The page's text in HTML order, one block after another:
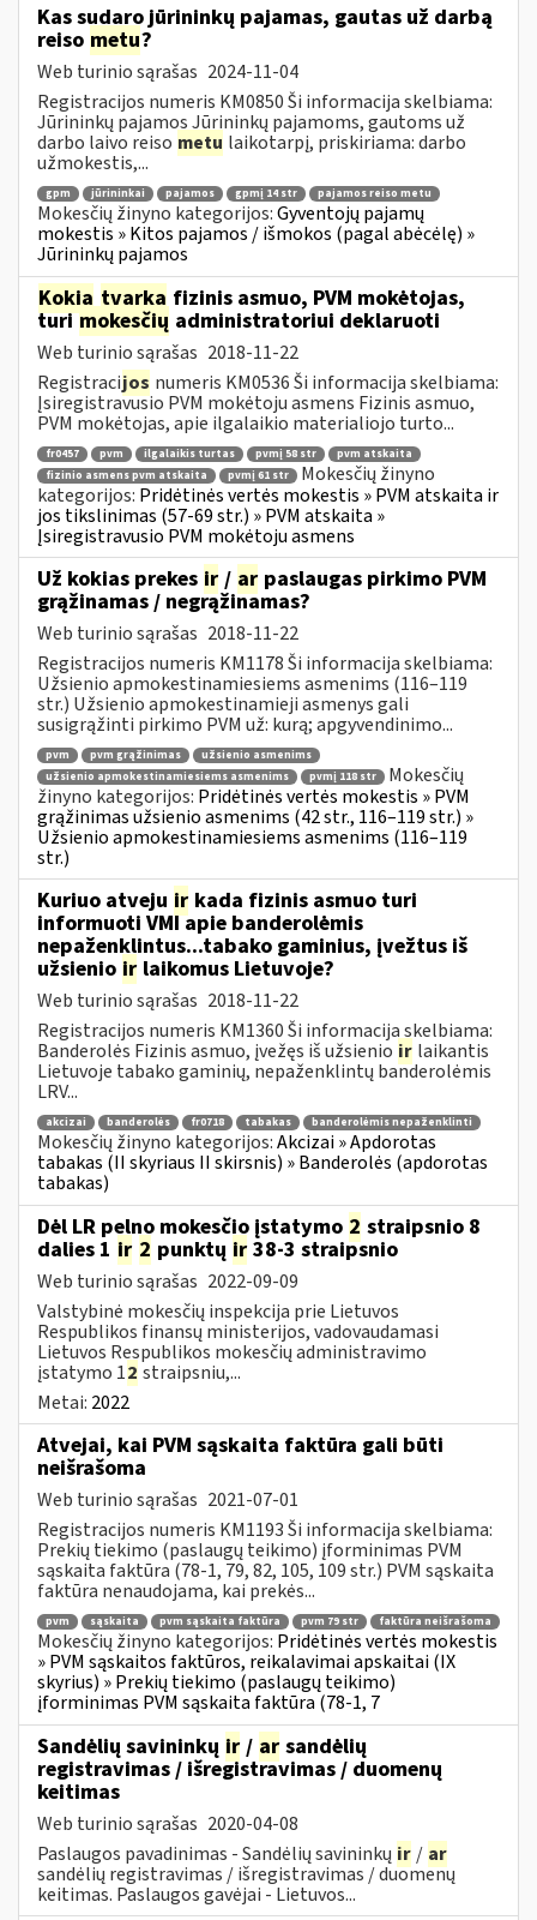
Kas sudaro jūrininkų pajamas, gautas už darbą
reiso metu?
Web turinio sąrašas 2024-11-04
Registracijos numeris KM0850 Ši informacija skelbiama:
Jūrininkų pajamos Jūrininkų pajamoms, gautoms už
darbo laivo reiso metu laikotarpį, priskiriama: darbo
užmokestis,...
gpm jūrininkai pajamos gpmį 14 str pajamos reiso metu
Mokesčių žinyno kategorijos:Gyventojų pajamų
mokestis » Kitos pajamos / išmokos (pagal abėcėlę) »
Jūrininkų pajamos
Kokia tvarka fizinis asmuo, PVM mokėtojas,
turimokesčių administratoriui deklaruoti
Web turinio sąrašas 2018-11-22
Registracijos numeris KM0536 Ši informacija skelbiama:
Įsiregistravusio PVM mokėtoju asmens Fizinis asmuo,
PVM mokėtojas, apie ilgalaikio materialiojo turto...
fr0457 pvm ilgalaikis turtas pvmį 58 str
pvm atskaita
fizinio asmens pvm atskaita
pvmį 61 str
Mokesčių žinyno
kategorijos: Pridėtinės vertės mokestis » PVM atskaita ir
jos tikslinimas (57-69 str.) » PVM atskaita »
Įsiregistravusio PVM mokėtoju asmens
Už kokias prekes ir / ar paslaugas pirkimo PVM
grąžinamas / negrąžinamas?
Web turinio sąrašas 2018-11-22
Registracijos numeris KM1178 Ši informacija skelbiama:
Užsienio apmokestinamiesiems asmenims (116–119
str.) Užsienio apmokestinamieji asmenys gali
susigrąžinti pirkimo PVM už: kurą; apgyvendinimo...
pvm pvm grąžinimas
užsienio asmenims
užsienio apmokestinamiesiems asmenims
pvmį 118 str
Mokesčių
žinyno kategorijos: Pridėtinės vertės mokestis » PVM
grąžinimas užsienio asmenims (42 str., 116–119 str.) »
Užsienio apmokestinamiesiems asmenims (116–119
str.)
Kuriuo atveju ir kada fizinis asmuo turi
informuoti VMI apie banderolėmis
nepaženklintus...tabako gaminius, įvežtus iš
užsienio ir laikomus Lietuvoje?
Web turinio sąrašas 2018-11-22
Registracijos numeris KM1360 Ši informacija skelbiama:
Banderolės Fizinis asmuo, įvežęs iš užsienio ir laikantis
Lietuvoje tabako gaminių, nepaženklintų banderolėmis
LRV...
akcizai banderolės fr0718 tabakas banderolėmis nepaženklinti
Mokesčių žinyno kategorijos:Akcizai » Apdorotas
tabakas (II skyriaus II skirsnis) » Banderolės (apdorotas
tabakas)
Dėl LR pelno mokesčio įstatymo 2 straipsnio 8
dalies 1 ir 2 punktų ir 38-3 straipsnio
Web turinio sąrašas 2022-09-09
Valstybinė mokesčių inspekcija prie Lietuvos
Respublikos finansų ministerijos, vadovaudamasi
Lietuvos Respublikos mokesčių administravimo
įstatymo 12 straipsniu,...
Metai: 2022
Atvejai, kai PVM sąskaita faktūra gali būti
neišrašoma
Web turinio sąrašas 2021-07-01
Registracijos numeris KM1193 Ši informacija skelbiama:
Prekių tiekimo (paslaugų teikimo) įforminimas PVM
sąskaita faktūra (78-1, 79, 82, 105, 109 str.) PVM sąskaita
faktūra nenaudojama, kai prekės...
pvm sąskaita pvm sąskaita faktūra pvm 79 str faktūra neišrašoma
Mokesčių žinyno kategorijos: Pridėtinės vertės mokestis
» PVM sąskaitos faktūros, reikalavimai apskaitai (IX
skyrius) » Prekių tiekimo (paslaugų teikimo)
įforminimas PVM sąskaita faktūra (78-1, 7
Sandėlių savininkų ir / ar sandėlių
registravimas / išregistravimas / duomenų
keitimas
Web turinio sąrašas 2020-04-08
Paslaugos pavadinimas - Sandėlių savininkų ir / ar
sandėlių registravimas / išregistravimas / duomenų
keitimas. Paslaugos gavėjai - Lietuvos...